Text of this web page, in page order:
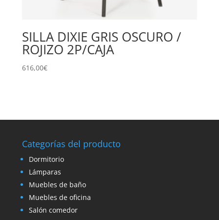
SILLA DIXIE GRIS OSCURO /
ROJIZO 2P/CAJA
616,00€
Categorías del producto
Dormitorio
Lámparas
Muebles de baño
Muebles de oficina
Salón comedor